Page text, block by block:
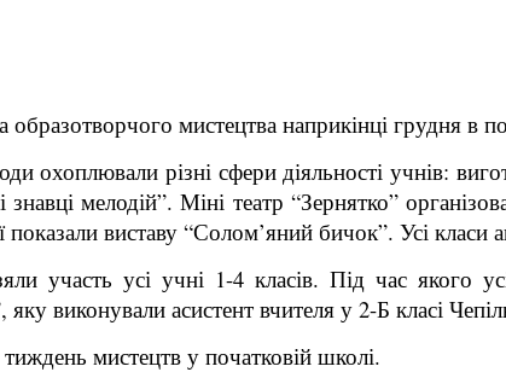
мистецтва наприкінці грудня в
охоплювали різні сфери діяльності учнів:
мелодій”. Міні театр “Зернятко”
виставу “Солом’яний бичок”. Усі
участь усі учні 1-4 класів. Під час якого
виконували асистент вчителя у 2-Б класі
мистецтв у початковій школі.